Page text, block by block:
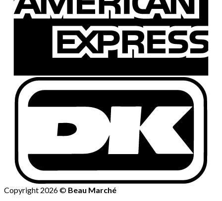
Copyright 2026 © Beau Marché